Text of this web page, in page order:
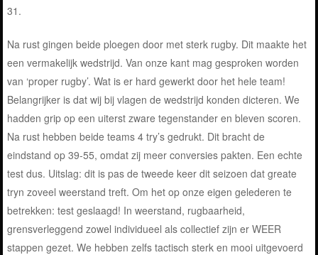
31.
Na rust gingen beide ploegen door met sterk rugby. Dit maakte het
een vermakelijk wedstrijd. Van onze kant mag gesproken worden
van ‘proper rugby’. Wat is er hard gewerkt door het hele team!
Belangrijker is dat wij bij vlagen de wedstrijd konden dicteren. We
hadden grip op een uiterst zware tegenstander en bleven scoren.
Na rust hebben beide teams 4 try’s gedrukt. Dit bracht de
eindstand op 39-55, omdat zij meer conversies pakten. Een echte
test dus. Uitslag: dit is pas de tweede keer dit seizoen dat greate
tryn zoveel weerstand treft. Om het op onze eigen gelederen te
betrekken: test geslaagd! In weerstand, rugbaarheid,
grensverleggend zowel individueel als collectief zijn er WEER
stappen gezet. We hebben zelfs tactisch sterk en mooi uitgevoerd